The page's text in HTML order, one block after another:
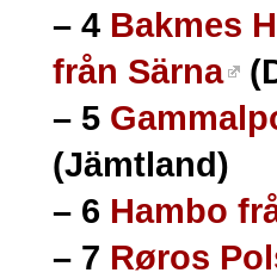
– 4 Bakmes
från Särna
– 5
(Jämtland)
– 6 Hambo
– 7 Røros